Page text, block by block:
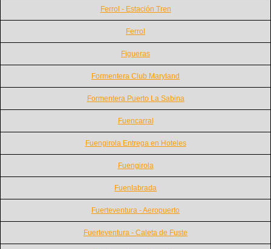
Ferrol - Estación Tren
Ferrol
Figueras
Formentera Club Maryland
Formentera Puerto La Sabina
Fuencarral
Fuengirola Entrega en Hoteles
Fuengirola
Fuenlabrada
Fuerteventura - Aeropuerto
Fuerteventura - Caleta de Fuste